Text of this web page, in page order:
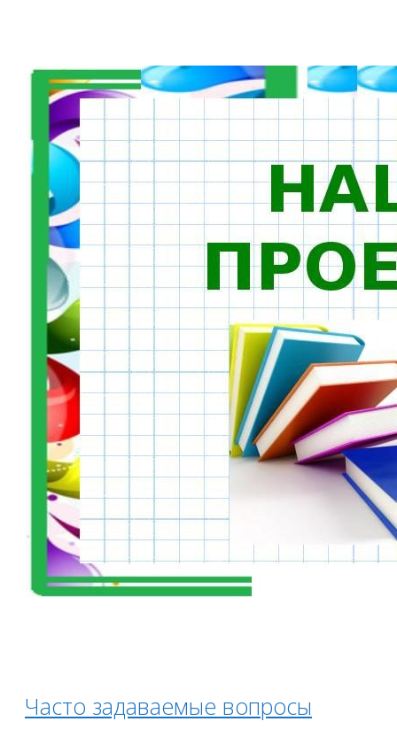
Часто задаваемые вопросы